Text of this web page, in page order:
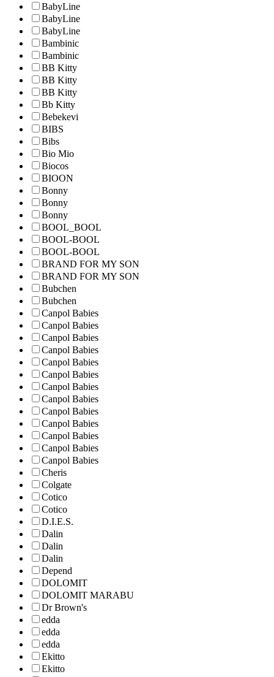
BabyLine
BabyLine
BabyLine
Bambinic
Bambinic
BB Kitty
BB Kitty
BB Kitty
Bb Kitty
Bebekevi
BIBS
Bibs
Bio Mio
Biocos
BIOON
Bonny
Bonny
Bonny
BOOL_BOOL
BOOL-BOOL
BOOL-BOOL
BRAND FOR MY SON
BRAND FOR MY SON
Bubchen
Bubchen
Canpol Babies
Canpol Babies
Canpol Babies
Canpol Babies
Canpol Babies
Canpol Babies
Canpol Babies
Canpol Babies
Canpol Babies
Canpol Babies
Canpol Babies
Canpol Babies
Canpol Babies
Cheris
Colgate
Cotico
Cotico
D.I.E.S.
Dalin
Dalin
Dalin
Depend
DOLOMIT
DOLOMIT MARABU
Dr Brown's
edda
edda
edda
Ekitto
Ekitto